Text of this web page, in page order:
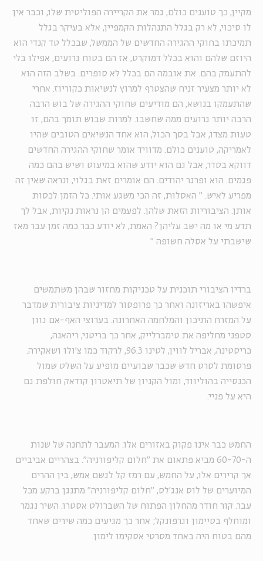
מקיין, כך טוענים כולם, גמר את הקריירה הפוליטית שלו, וכבר אין
לו סיכוי, לא רק בגלל התנהלות הקמפיין, אלא בעיקר בגלל
תמיכתו בחוקי ההגירה החדשים של הממשל, שבכלל טד קנדי הוא
היוזם שלהם והוא בכלל דמוקרט, אז הם בטוח גרועים, אפילו בלי
להתעמק בהם. את אובמה הם בכלל לא סופרים. בשלב הזה הוא
לא יותר מצעיר זניח שהצטרף למרוץ לנשיאות כקוריוז. אחרי
שהתעמקו בנושא, הם מודיעים שחוקי ההגירה של בוש הרבה
הרבה יותר גרועים ממה שחשבו. למרות שבוש תומך בהם, זו
טעות מצדו, אבל בסך הכול, הוא אחד הנשיאים הטובים שהיו
לאמריקה, טוענים כולם. מדוויד אומר שחוקי ההגירה החדשים
דווקא בסדר, אבל גם הוא יודע שהוא במיעוט ושיש בהם כמה
פגמים. הוא ופרגר יהודים. הם אומרים זאת בגלוי, ונראה שאין זה
מפריע לאיש. " האסלות, זה הכי משגע אותי. כל הזמן לכסות
אותן. הציבוריות הזאת שלהן. לפעמים הן נראות נקיות, אבל לך
תדע מי או מה ישב עליהן? האמת, לא יודע כבר כמה זמן עבר מאז
שישבתי על אסלה חשופה "
ברדיו הציבורי תוכנית על טכניקות מחזור שבהן משתמשים
איפשהו באריזונה ואחר כך פרופסור למדיניות ציבורית שמדבר
על המזרח התיכון והמלחמה האחרונה. בערוצי האף-אם גוון
סטפני מחליפה את טימברלייק, אחר כך בריטני, ריהאנה,
כריסטינה, אבריל לווין, לטינו 96.3, לרקוד כמו צ'ולו ושאקירה.
פרסומת לסרט חדש שכבר שבועיים מופיע על השלט שמול
הכנסייה בהוליווד, ומול הקניון של תיאטרון קודאק חולפת גם
היא על פניי.
החמש כבר אינו פקוק באזורים אלו. המעבר לתחנה של שנות
ה-60-70 מביא פתאום את "חלום קליפורניה". בצהריים אביביים
אך קרירים אלו, על החמש, עם רמז קל לגשם אמש, בין ההרים
המיוערים של לוס אנג'לס, "חלום קליפורניה" מתנגן ברקע מכל
עבר. קור חודר מהחלון הפתוח של השברולט אסטרו. השיר נגמר
ומוחלף בסיימון וגרפונקל; אחר כך מגיעים כמה שירים שאחד
מהם בטוח היה באחד מסרטי אסקימו לימון.